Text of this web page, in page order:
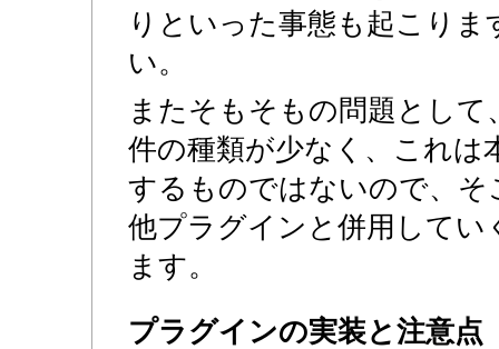
りといった事態も起こり
い。
またそもそもの問題として
件の種類が少なく、これは
するものではないので、
他プラグインと併用して
ます。
プラグインの実装と注意点